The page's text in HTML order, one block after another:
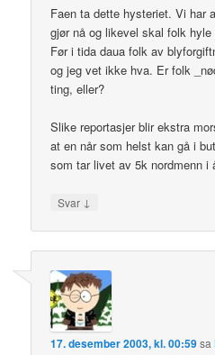
Faen ta dette hysteriet. Vi har
gjør nå og likevel skal folk
Før i tida daua folk av
og jeg vet ikke hva. Er folk
ting, eller?
Slike reportasjer blir ekstra
at en når som helst kan gå i
som tar livet av 5k nordmenn i
Svar ↓
17. desember 2003, kl. 00:59sa